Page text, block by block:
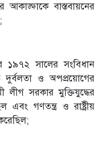
আকাঙ্ক্ষাকে বাস্তবায়নের
১৯৭২ সালের সংবিধান
দুর্বলতা ও অপপ্রয়োগের
লীগ সরকার মুক্তিযুদ্ধের
এবং গণতন্ত্র ও রাষ্ট্রীয়